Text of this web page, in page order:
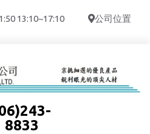
13:10~17:10 公司位置
8833